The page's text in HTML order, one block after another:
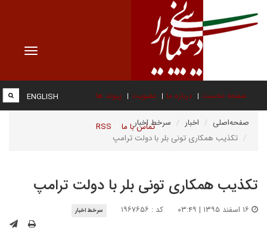
Toggle
صفحه نخست درباره ما عضویت پیوند ها
تماس با ما RSS
ENGLISH
صفحه‌اصلی اخبار
سرخط اخبار
تکذیب همکاری تونی بلر با دولت ترامپ
تکذیب همکاری تونی بلر با دولت ترامپ
کد : ۱۹۶۷۶۵۶ سرخط اخبار